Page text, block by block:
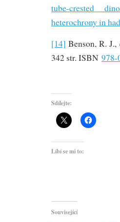
tube-crested
heterochrony in
[14] Benson, R.
342 str. ISBN 978-
Sdílejte:
Líbí se mi to:
Související